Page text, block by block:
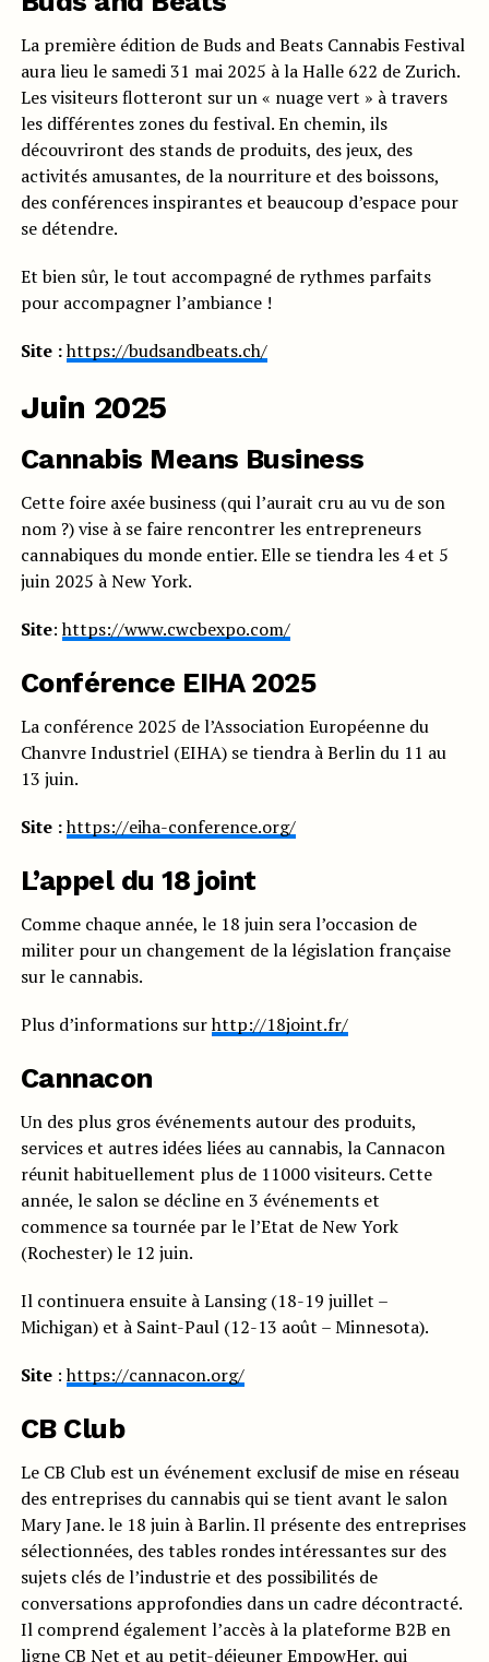
La première édition de Buds and Beats Cannabis Festival
aura lieu le samedi 31 mai 2025 à la Halle 622 de Zurich.
Les visiteurs flotteront sur un « nuage vert » à travers
les différentes zones du festival. En chemin, ils
découvriront des stands de produits, des jeux, des
activités amusantes, de la nourriture et des boissons,
des conférences inspirantes et beaucoup d’espace pour
se détendre.
Et bien sûr, le tout accompagné de rythmes parfaits
pour accompagner l’ambiance !
Site :https://budsandbeats.ch/
Juin 2025
Cannabis Means Business
Cette foire axée business (qui l’aurait cru au vu de son
nom ?) vise à se faire rencontrer les entrepreneurs
cannabiques du monde entier. Elle se tiendra les 4 et 5
juin 2025 à New York.
Site:https://www.cwcbexpo.com/
Conférence EIHA 2025
La conférence 2025 de l’Association Européenne du
Chanvre Industriel (EIHA) se tiendra à Berlin du 11 au
13 juin.
Site :https://eiha-conference.org/
L’appel du 18 joint
Comme chaque année, le 18 juin sera l’occasion de
militer pour un changement de la législation française
sur le cannabis.
Plus d’informations surhttp://18joint.fr/
Cannacon
Un des plus gros événements autour des produits,
services et autres idées liées au cannabis, la Cannacon
réunit habituellement plus de 11000 visiteurs. Cette
année, le salon se décline en 3 événements et
commence sa tournée par le l’Etat de New York
(Rochester) le 12 juin.
Il continuera ensuite à Lansing (18-19 juillet –
Michigan) et à Saint-Paul (12-13 août – Minnesota).
Site:https://cannacon.org/
CB Club
Le CB Club est un événement exclusif de mise en réseau
des entreprises du cannabis qui se tient avant le salon
Mary Jane. le 18 juin à Barlin. Il présente des entreprises
sélectionnées, des tables rondes intéressantes sur des
sujets clés de l’industrie et des possibilités de
conversations approfondies dans un cadre décontracté.
Il comprend également l’accès à la plateforme B2B en
ligne CB Net et au petit-déjeuner EmpowHer, qui